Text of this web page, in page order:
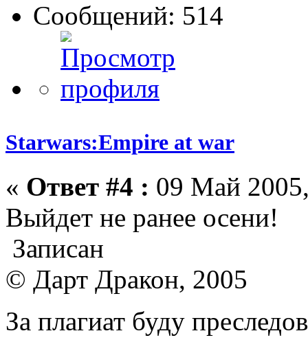
Сообщений: 514
Starwars:Empire at war
« Ответ #4 : 09 Май
Выйдет не ранее осени!
Записан
© Дарт Дракон, 2005
За плагиат буду